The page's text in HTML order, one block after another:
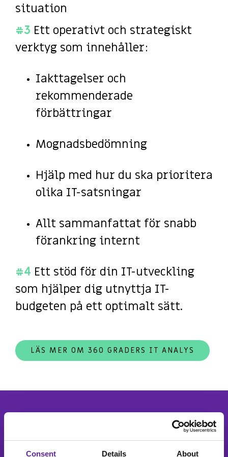
Consent Details About
situation
#3 Ett operativt och strategiskt
verktyg som innehåller:
Iakttagelser och
rekommenderade
förbättringar
Mognadsbedömning
Hjälp med hur du ska prioritera
olika IT-satsningar
Allt sammanfattat för snabb
förankring internt
#4 Ett stöd för din IT-utveckling
som hjälper dig utnyttja IT-
budgeten på ett optimalt sätt.
LÄS MER OM 360 GRADERS IT ANALYS
Finns att tillgå för fast pris
utifrån ert specifika behov –